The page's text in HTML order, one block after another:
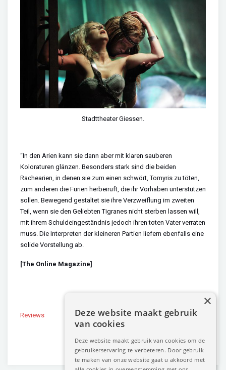
Stadttheater Giessen.
“In den Arien kann sie dann aber mit klaren sauberen
Koloraturen glänzen. Besonders stark sind die beiden
Rachearien, in denen sie zum einen schwört, Tomyris zu töten,
zum anderen die Furien herbeiruft, die ihr Vorhaben unterstützen
sollen. Bewegend gestaltet sie ihre Verzweiflung im zweiten
Teil, wenn sie den Geliebten Tigranes nicht sterben lassen will,
mit ihrem Schuldeingeständnis jedoch ihren toten Vater verraten
muss. Die Interpreten der kleineren Partien liefern ebenfalls eine
solide Vorstellung ab.
[The Online Magazine]
Reviews
Perth – The West Australia
Deze website maakt gebruik
van cookies
Deze website maakt gebruik van cookies om de
gebruikerservaring te verbeteren. Door gebruik
te maken van onze website gaat u akkoord met
×